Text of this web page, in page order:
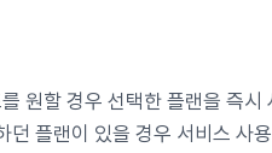
원할 경우 선택한 플랜을 즉
던 플랜이 있을 경우 서비스 사